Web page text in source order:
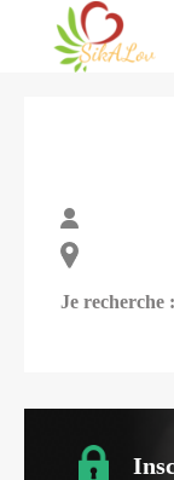
Je recherche :